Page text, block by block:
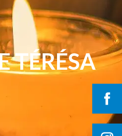
TÉRÉSA